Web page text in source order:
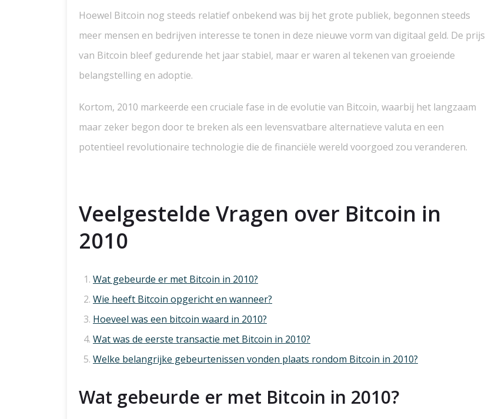
Hoewel Bitcoin nog steeds relatief onbekend was bij het grote publiek, begonnen steeds
meer mensen en bedrijven interesse te tonen in deze nieuwe vorm van digitaal geld. De prijs
van Bitcoin bleef gedurende het jaar stabiel, maar er waren al tekenen van groeiende
belangstelling en adoptie.
Kortom, 2010 markeerde een cruciale fase in de evolutie van Bitcoin, waarbij het langzaam
maar zeker begon door te breken als een levensvatbare alternatieve valuta en een
potentieel revolutionaire technologie die de financiële wereld voorgoed zou veranderen.
Veelgestelde Vragen over Bitcoin in
2010
Wat gebeurde er met Bitcoin in 2010?
Wie heeft Bitcoin opgericht en wanneer?
Hoeveel was een bitcoin waard in 2010?
Wat was de eerste transactie met Bitcoin in 2010?
Welke belangrijke gebeurtenissen vonden plaats rondom Bitcoin in 2010?
Wat gebeurde er met Bitcoin in 2010?